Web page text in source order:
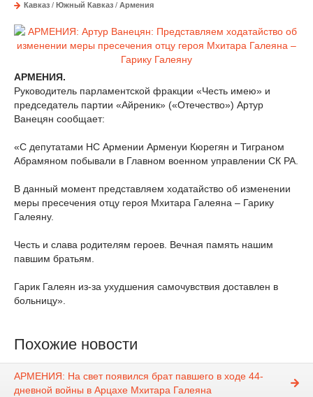
Кавказ / Южный Кавказ / Армения
АРМЕНИЯ.
Руководитель парламентской фракции «Честь имею» и
председатель партии «Айреник» («Отечество») Артур
Ванецян сообщает:
«С депутатами НС Армении Арменуи Кюрегян и Тиграном
Абрамяном побывали в Главном военном управлении СК РА.
В данный момент представляем ходатайство об изменении
меры пресечения отцу героя Мхитара Галеяна – Гарику
Галеяну.
Честь и слава родителям героев. Вечная память нашим
павшим братьям.
Гарик Галеян из-за ухудшения самочувствия доставлен в
больницу».
Похожие новости
АРМЕНИЯ: На свет появился брат павшего в ходе 44-
дневной войны в Арцахе Мхитара Галеяна